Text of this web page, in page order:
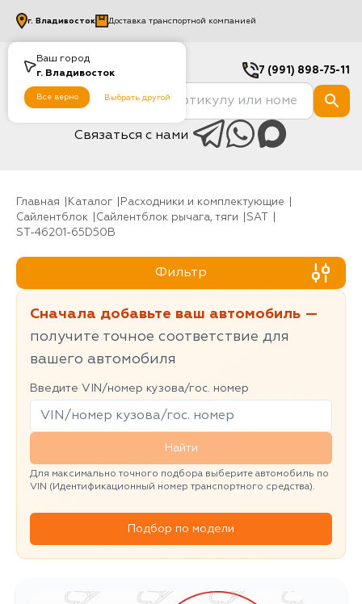
Ваш город
г. Владивосток
Все верно Выбрать другой
г. Владивосток Доставка транспортной компанией
7 (991) 898-75-11
Связаться с нами
Главная Каталог
Расходники и комплектующие
Сайлентблок
Сайлентблок рычага, тяги
SAT
ST-46201-65D50B
Фильтр
Сначала добавьте ваш автомобиль —
получите точное соответствие для
вашего автомобиля
Введите VIN/номер кузова/гос. номер
Найти
Для максимально точного подбора выберите автомобиль по
VIN (Идентификационный номер транспортного средства).
Подбор по модели